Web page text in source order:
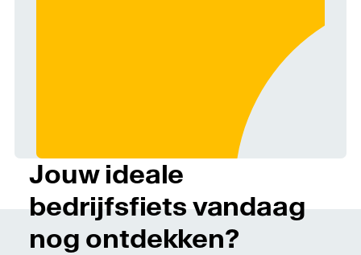
Jouw ideale
bedrijfsfiets vandaag
nog ontdekken?